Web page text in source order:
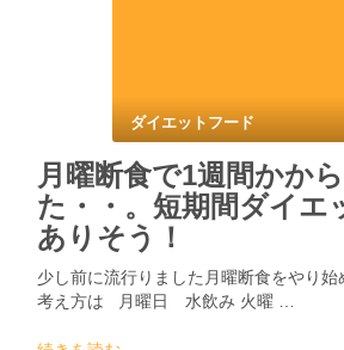
ダイエットフード
月曜断食で1週間かか
た・・。短期間ダイエ
ありそう！
少し前に流行りました月曜断食をやり
考え方は 月曜日 水飲み 火曜 …